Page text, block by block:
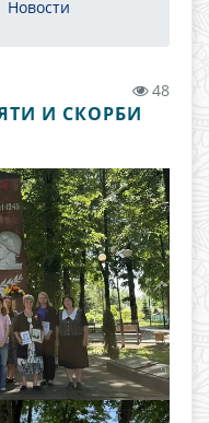
Новости
48
И СКОРБИ